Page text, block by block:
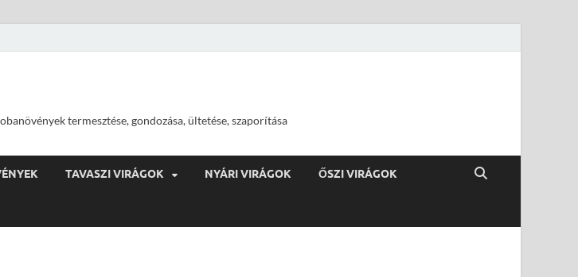
termesztése, gondozása, ültetése, szaporítása
TAVASZI VIRÁGOK NYÁRI VIRÁGOK ŐSZI VIRÁGOK